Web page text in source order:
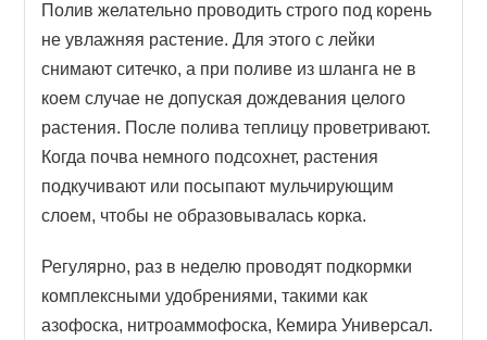
Полив желательно проводить строго под корень
не увлажняя растение. Для этого с лейки
снимают ситечко, а при поливе из шланга не в
коем случае не допуская дождевания целого
растения. После полива теплицу проветривают.
Когда почва немного подсохнет, растения
подкучивают или посыпают мульчирующим
слоем, чтобы не образовывалась корка.
Регулярно, раз в неделю проводят подкормки
комплексными удобрениями, такими как
азофоска, нитроаммофоска, Кемира Универсал.